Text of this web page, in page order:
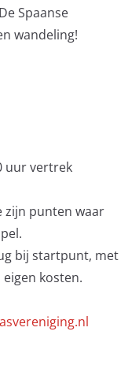
Spaanse
wandeling!
uur vertrek
zijn punten waar
bij startpunt, met
kosten.